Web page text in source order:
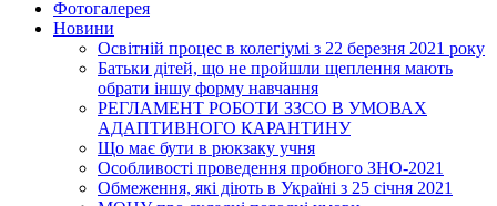
Фотогалерея
Новини
Освітній процес в колегіумі з 22 березня 2021 року
Батьки дітей, що не пройшли щеплення мають
обрати іншу форму навчання
РЕГЛАМЕНТ РОБОТИ ЗЗСО В УМОВАХ
АДАПТИВНОГО КАРАНТИНУ
Що має бути в рюкзаку учня
Особливості проведення пробного ЗНО-2021
Обмеження, які діють в Україні з 25 січня 2021